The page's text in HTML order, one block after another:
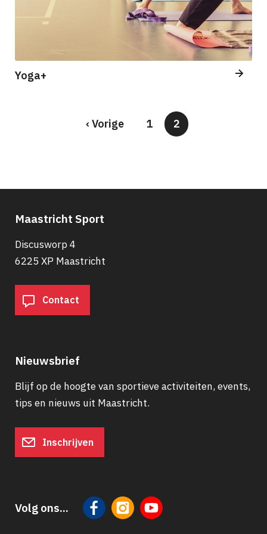
Yoga+
Vorige
pagina
‹ Vorige Pagina
1 Huidige
pagina
2
Maastricht Sport
Discusworp 4
6225 XP Maastricht
Contact
Nieuwsbrief
Blijf op de hoogte van sportieve activiteiten, events,
tips en nieuws uit Maastricht.
Inschrijven
Volg ons...